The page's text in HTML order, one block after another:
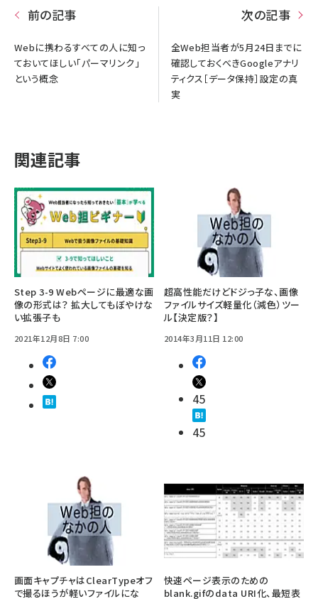
前の記事
Webに携わるすべての人に知っ
ておいてほしい「パーマリンク」
という概念
次の記事
全Web担当者が5月24日までに
確認しておくべきGoogleアナリ
ティクス［データ保持］設定の真
実
関連記事
Step 3-9 Webページに最適な画
像の形式は？ 拡大してもぼやけな
い拡張子も
2021年12月8日 7:00
超高性能だけどドジっ子な、画像
ファイルサイズ軽量化（減色）ツー
ル【決定版？】
2014年3月11日 12:00
45
45
画面キャプチャはClearTypeオフ
で撮るほうが軽いファイルにな
快速ページ表示のための
blank.gifのdata URI化、最短表